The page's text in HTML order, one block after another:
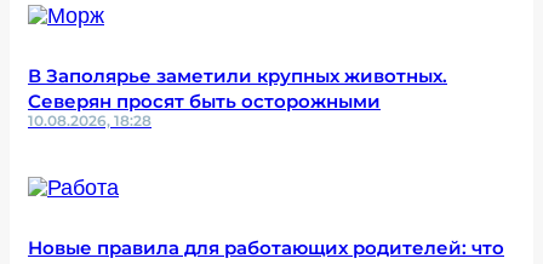
В Заполярье заметили крупных животных.
Северян просят быть осторожными
10.08.2026, 18:28
Новые правила для работающих родителей: что